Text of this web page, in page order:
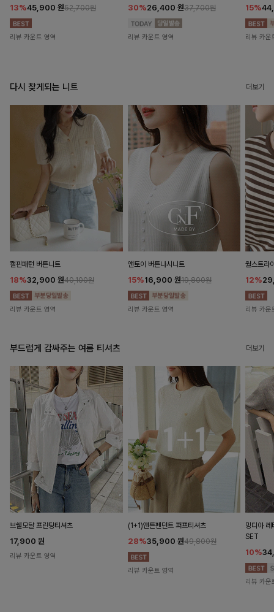
13%45,900 원52,700원
리뷰 카운트 영역
30%26,400 원37,700원
리뷰 카운트 영역
15%
리뷰 카운
다시 찾게되는 니트 더보기
캘핀패턴 버튼니트
18%32,900 원40,100원
리뷰 카운트 영역
앤토이 버튼나시니트
15%16,900 원19,800원
리뷰 카운트 영역
월스트라
12%
리뷰 카운
부드럽게 감싸주는 여름 티셔츠 더보기
브쉘모달 프린팅티셔츠
17,900 원
리뷰 카운트 영역
(1+1)앤튼펜던트 퍼프티셔츠
28%35,900 원49,800원
리뷰 카운트 영역
밍디아 레
SET
10%
리뷰 카운